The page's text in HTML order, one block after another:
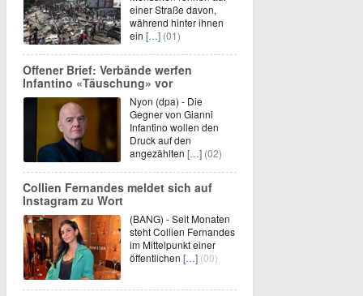
einer Straße davon,
während hinter ihnen
ein […] (01)
Offener Brief: Verbände werfen
Infantino «Täuschung» vor
Nyon (dpa) - Die
Gegner von Gianni
Infantino wollen den
Druck auf den
angezählten […] (02)
Collien Fernandes meldet sich auf
Instagram zu Wort
(BANG) - Seit Monaten
steht Collien Fernandes
im Mittelpunkt einer
öffentlichen […] (00)